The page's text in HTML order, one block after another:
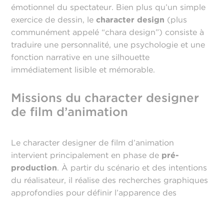
émotionnel du spectateur. Bien plus qu’un simple
exercice de dessin, lecharacter design (plus
communément appelé “chara design”) consiste à
traduire une personnalité, une psychologie et une
fonction narrative en une silhouette
immédiatement lisible et mémorable.
Missions du character designer
de film d’animation
Le character designer de film d’animation
intervient principalement en phase de pré-
production. À partir du scénario et des intentions
du réalisateur, il réalise des recherches graphiques
approfondies pour définir l’apparence des